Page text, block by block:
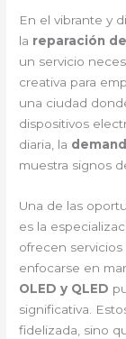
En el vibrante y
la reparación
un servicio
creativa para
una ciudad
dispositivos
diaria, la
muestra signos
Una de las
es la
ofrecen
enfocarse en
OLED y QLED
significativa.
fidelizada, sino